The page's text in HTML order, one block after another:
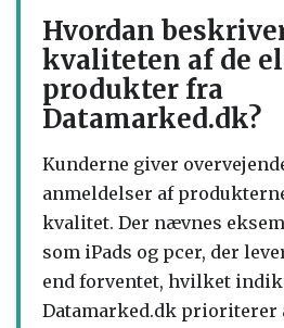
Hvordan
kvaliteten af de
produkter fra
Datamarked.dk?
Kunderne giver
anmeldelser af
kvalitet. Der nævnes
som iPads og pcer, der
end forventet, hvilket
Datamarked.dk prioriterer